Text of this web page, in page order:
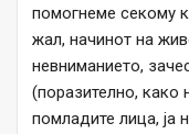
помогнеме секому
жал, начинот на
невниманието,
(поразително, како
помладите лица, ја